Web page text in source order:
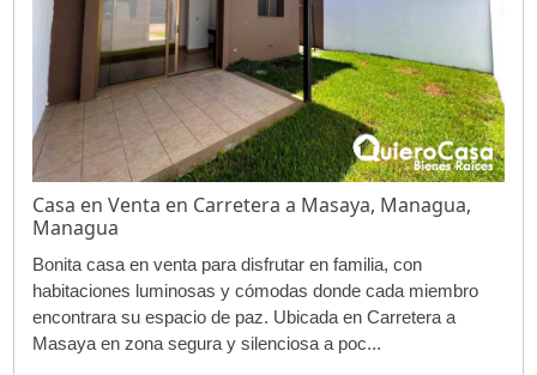
Casa en Venta en Carretera a Masaya, Managua,
Managua
Bonita casa en venta para disfrutar en familia, con
habitaciones luminosas y cómodas donde cada miembro
encontrara su espacio de paz. Ubicada en Carretera a
Masaya en zona segura y silenciosa a poc...